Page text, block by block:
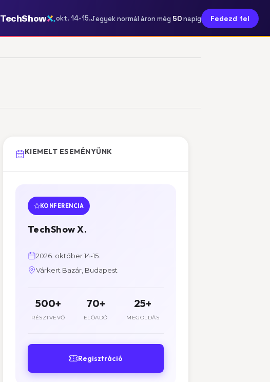
TechShow okt. 14-15.Jegyek normál áron még 50napig Fedezd fel
KIEMELT ESEMÉNYÜNK
KONFERENCIA
TechShow X.
2026. október 14-15.
Várkert Bazár, Budapest
500+
RÉSZTVEVŐ
70+
ELŐADÓ
25+
MEGOLDÁS
Regisztráció